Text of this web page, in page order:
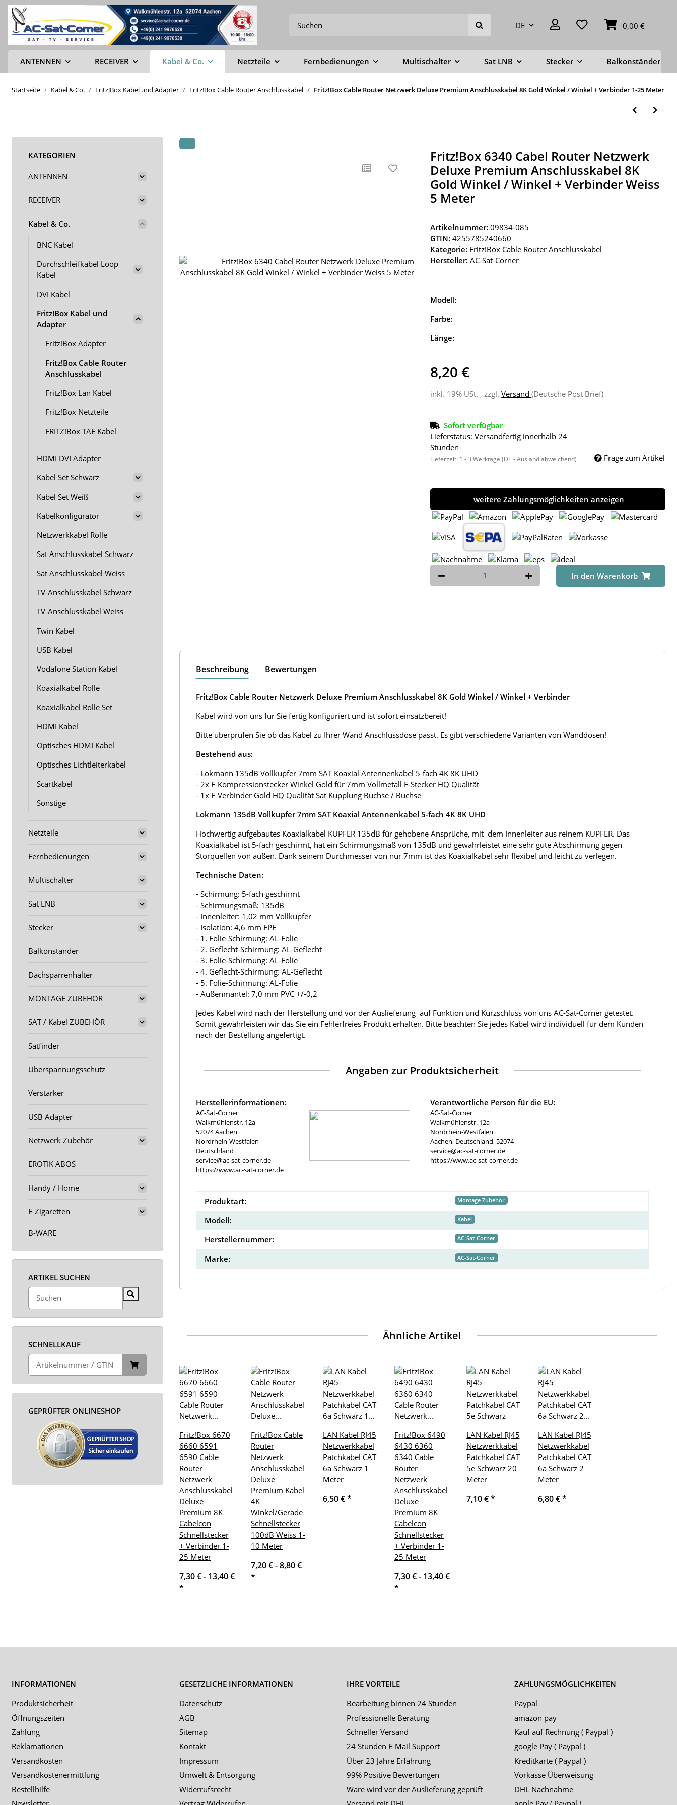
DE 0,00 €
ANTENNEN RECEIVER Kabel & Co. Netzteile Fernbedienungen Multischalter Sat LNB Stecker Balkonständer
Startseite Kabel & Co. Fritz!Box Kabel und Adapter Fritz!Box Cable Router Anschlusskabel Fritz!Box Cable Router Netzwerk Deluxe Premium Anschlusskabel 8K Gold Winkel / Winkel + Verbinder 1-25 Meter
Fritz!Box 6340 Cabel Router Netzwerk
Deluxe Premium Anschlusskabel 8K
Gold Winkel / Winkel + Verbinder Weiss
5 Meter
Artikelnummer:09834-085
GTIN: 4255785240660
Kategorie: Fritz!Box Cable Router Anschlusskabel
Hersteller: AC-Sat-Corner
Modell:
Farbe:
Länge:
8,20 €
inkl. 19% USt. , zzgl.Versand(Deutsche Post Brief)
Sofort verfügbar
Lieferstatus: Versandfertig innerhalb 24
Stunden
Lieferzeit: 1 - 3 Werktage(DE - Ausland abweichend) Frage zum Artikel
weitere Zahlungsmöglichkeiten anzeigen
In den Warenkorb
Beschreibung Bewertungen
Fritz!Box Cable Router Netzwerk Deluxe Premium Anschlusskabel 8K Gold Winkel / Winkel + Verbinder
Kabel wird von uns für Sie fertig konfiguriert und ist sofort einsatzbereit!
Bitte überprüfen Sie ob das Kabel zu Ihrer Wand Anschlussdose passt. Es gibt verschiedene Varianten von Wanddosen!
Bestehend aus:
- Lokmann 135dB Vollkupfer 7mm SAT Koaxial Antennenkabel 5-fach 4K 8K UHD
- 2x F-Kompressionstecker Winkel Gold für 7mm Vollmetall F-Stecker HQ Qualität
- 1x F-Verbinder Gold HQ Qualität Sat Kupplung Buchse / Buchse
Lokmann 135dB Vollkupfer 7mm SAT Koaxial Antennenkabel 5-fach 4K 8K UHD
Hochwertig aufgebautes Koaxialkabel KUPFER 135dB für gehobene Ansprüche, mit dem Innenleiter aus reinem KUPFER. Das
Koaxialkabel ist 5-fach geschirmt, hat ein Schirmungsmaß von 135dB und gewährleistet eine sehr gute Abschirmung gegen
Störquellen von außen. Dank seinem Durchmesser von nur 7mm ist das Koaxialkabel sehr flexibel und leicht zu verlegen.
Technische Daten:
- Schirmung: 5-fach geschirmt
- Schirmungsmaß: 135dB
- Innenleiter: 1,02 mm Vollkupfer
- Isolation: 4,6 mm FPE
- 1. Folie-Schirmung: AL-Folie
- 2. Geflecht-Schirmung: AL-Geflecht
- 3. Folie-Schirmung: AL-Folie
- 4. Geflecht-Schirmung: AL-Geflecht
- 5. Folie-Schirmung: AL-Folie
- Außenmantel: 7,0 mm PVC +/-0,2
Jedes Kabel wird nach der Herstellung und vor der Auslieferung auf Funktion und Kurzschluss von uns AC-Sat-Corner getestet.
Somit gewährleisten wir das Sie ein Fehlerfreies Produkt erhalten. Bitte beachten Sie jedes Kabel wird individuell für dem Kunden
nach der Bestellung angefertigt.
Angaben zur Produktsicherheit
Herstellerinformationen:
AC-Sat-Corner
Walkmühlenstr. 12a
52074 Aachen
Nordrhein-Westfalen
Deutschland
service@ac-sat-corner.de
https://www.ac-sat-corner.de
Verantwortliche Person für die EU:
AC-Sat-Corner
Walkmühlenstr. 12a
Nordrhein-Westfalen
Aachen, Deutschland, 52074
service@ac-sat-corner.de
https://www.ac-sat-corner.de
Produktart: Montage Zubehör
Modell: Kabel
Herstellernummer: AC-Sat-Corner
Marke: AC-Sat-Corner
Ähnliche Artikel
Fritz!Box 6670
6660 6591
6590 Cable
Router
Netzwerk
Anschlusskabel
Deluxe
Premium 8K
Cabelcon
Schnellstecker
+ Verbinder 1-
25 Meter
7,30 € - 13,40 €
*
Fritz!Box Cable
Router
Netzwerk
Anschlusskabel
Deluxe
Premium Kabel
4K
Winkel/Gerade
Schnellstecker
100dB Weiss 1-
10 Meter
7,20 € -8,80 €
*
LAN Kabel RJ45
Netzwerkkabel
Patchkabel CAT
6a Schwarz 1
Meter
6,50 €*
Fritz!Box 6490
6430 6360
6340 Cable
Router
Netzwerk
Anschlusskabel
Deluxe
Premium 8K
Cabelcon
Schnellstecker
+ Verbinder 1-
25 Meter
7,30 € - 13,40 €
*
LAN Kabel RJ45
Netzwerkkabel
Patchkabel CAT
5e Schwarz 20
Meter
7,10 €*
LAN Kabel RJ45
Netzwerkkabel
Patchkabel CAT
6a Schwarz 2
Meter
6,80 €*
KATEGORIEN
ANTENNEN
RECEIVER
Kabel & Co.
BNC Kabel
Durchschleifkabel Loop
Kabel
DVI Kabel
Fritz!Box Kabel und
Adapter
Fritz!Box Adapter
Fritz!Box Cable Router
Anschlusskabel
Fritz!Box Lan Kabel
Fritz!Box Netzteile
FRITZ!Box TAE Kabel
HDMI DVI Adapter
Kabel Set Schwarz
Kabel Set Weiß
Kabelkonfigurator
Netzwerkkabel Rolle
Sat Anschlusskabel Schwarz
Sat Anschlusskabel Weiss
TV-Anschlusskabel Schwarz
TV-Anschlusskabel Weiss
Twin Kabel
USB Kabel
Vodafone Station Kabel
Koaxialkabel Rolle
Koaxialkabel Rolle Set
HDMI Kabel
Optisches HDMI Kabel
Optisches Lichtleiterkabel
Scartkabel
Sonstige
Netzteile
Fernbedienungen
Multischalter
Sat LNB
Stecker
Balkonständer
Dachsparrenhalter
MONTAGE ZUBEHÖR
SAT / Kabel ZUBEHÖR
Satfinder
Überspannungsschutz
Verstärker
USB Adapter
Netzwerk Zubehör
EROTIK ABOS
Handy / Home
E-Zigaretten
B-WARE
ARTIKEL SUCHEN
SCHNELLKAUF
GEPRÜFTER ONLINESHOP
INFORMATIONEN
Produktsicherheit
Öffnungszeiten
Zahlung
Reklamationen
Versandkosten
Versandkostenermittlung
Bestellhilfe
GESETZLICHE INFORMATIONEN
Datenschutz
AGB
Sitemap
Kontakt
Impressum
Umwelt & Entsorgung
Widerrufsrecht
IHRE VORTEILE
Bearbeitung binnen 24 Stunden
Professionelle Beratung
Schneller Versand
24 Stunden E-Mail Support
Über 23 Jahre Erfahrung
99% Positive Bewertungen
Ware wird vor der Auslieferung geprüft
ZAHLUNGSMÖGLICHKEITEN
Paypal
amazon pay
Kauf auf Rechnung ( Paypal )
google Pay ( Paypal )
Kreditkarte ( Paypal )
Vorkasse Überweisung
DHL Nachnahme